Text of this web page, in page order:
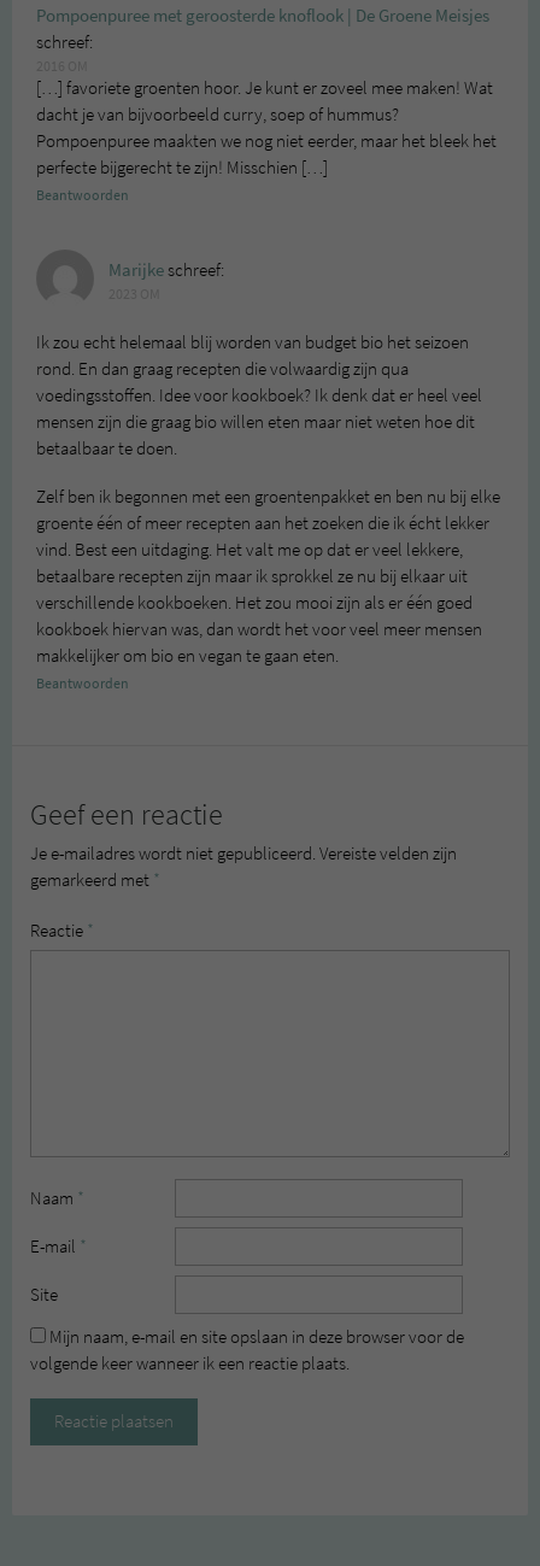
Pompoenpuree met geroosterde knoflook | De Groene Meisjes
schreef:
[…] favoriete groenten hoor. Je kunt er zoveel mee maken! Wat
dacht je van bijvoorbeeld curry, soep of hummus?
Pompoenpuree maakten we nog niet eerder, maar het bleek het
perfecte bijgerecht te zijn! Misschien […]
Beantwoorden
Marijkeschreef:
Ik zou echt helemaal blij worden van budget bio het seizoen
rond. En dan graag recepten die volwaardig zijn qua
voedingsstoffen. Idee voor kookboek? Ik denk dat er heel veel
mensen zijn die graag bio willen eten maar niet weten hoe dit
betaalbaar te doen.
Zelf ben ik begonnen met een groentenpakket en ben nu bij elke
groente één of meer recepten aan het zoeken die ik écht lekker
vind. Best een uitdaging. Het valt me op dat er veel lekkere,
betaalbare recepten zijn maar ik sprokkel ze nu bij elkaar uit
verschillende kookboeken. Het zou mooi zijn als er één goed
kookboek hiervan was, dan wordt het voor veel meer mensen
makkelijker om bio en vegan te gaan eten.
Beantwoorden
Geef een reactie
Je e-mailadres wordt niet gepubliceerd. Vereiste velden zijn
gemarkeerd met *
Reactie *
Naam *
E-mail *
Site
Mijn naam, e-mail en site opslaan in deze browser voor de
volgende keer wanneer ik een reactie plaats.